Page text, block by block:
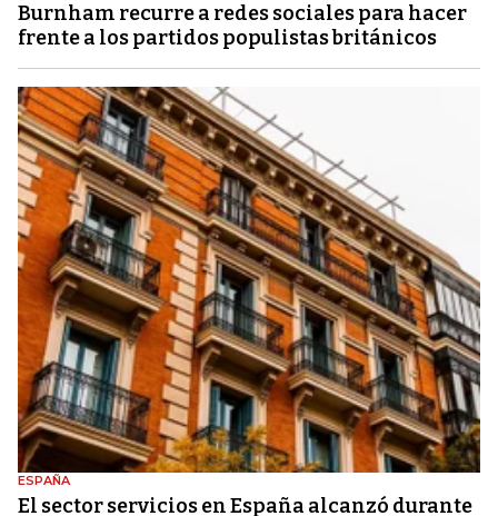
Burnham recurre a redes sociales para hacer
frente a los partidos populistas británicos
ESPAÑA
El sector servicios en España alcanzó durante